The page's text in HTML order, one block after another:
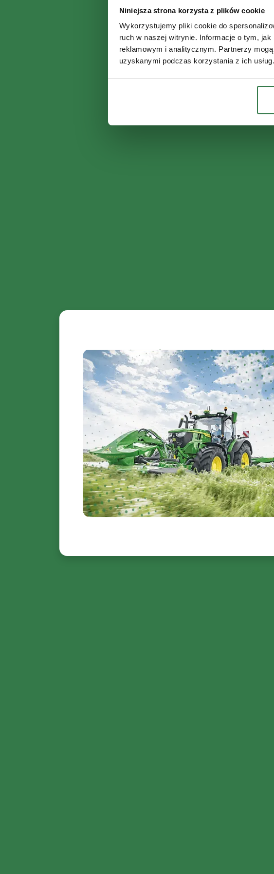
Niniejsza strona korzysta z plików cookie
Wykorzystujemy pliki cookie do
ruch w naszej witrynie. Informacje o tym,
reklamowym i analitycznym. Partnerzy
uzyskanymi podczas korzystania z ich usług.